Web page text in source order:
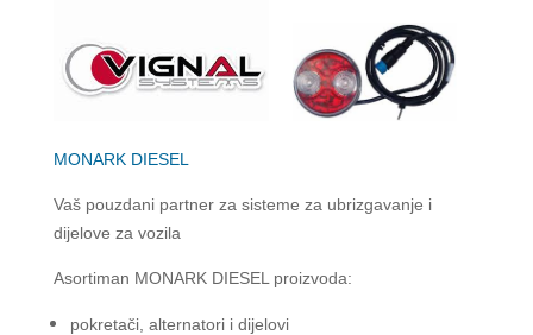
MONARK DIESEL
Vaš pouzdani partner za sisteme za ubrizgavanje i
dijelove za vozila
Asortiman MONARK DIESEL proizvoda:
pokretači, alternatori i dijelovi